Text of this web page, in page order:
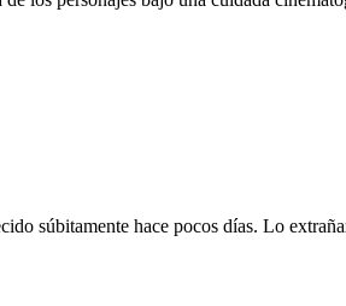
súbitamente hace pocos días. Lo